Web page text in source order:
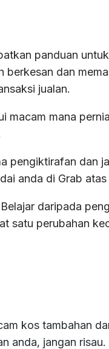
panduan
berkesan dan
jualan.
macam mana
pengiktirafan dan
anda di Grab atas
daripada
satu perubahan
kos tambahan
anda, jangan